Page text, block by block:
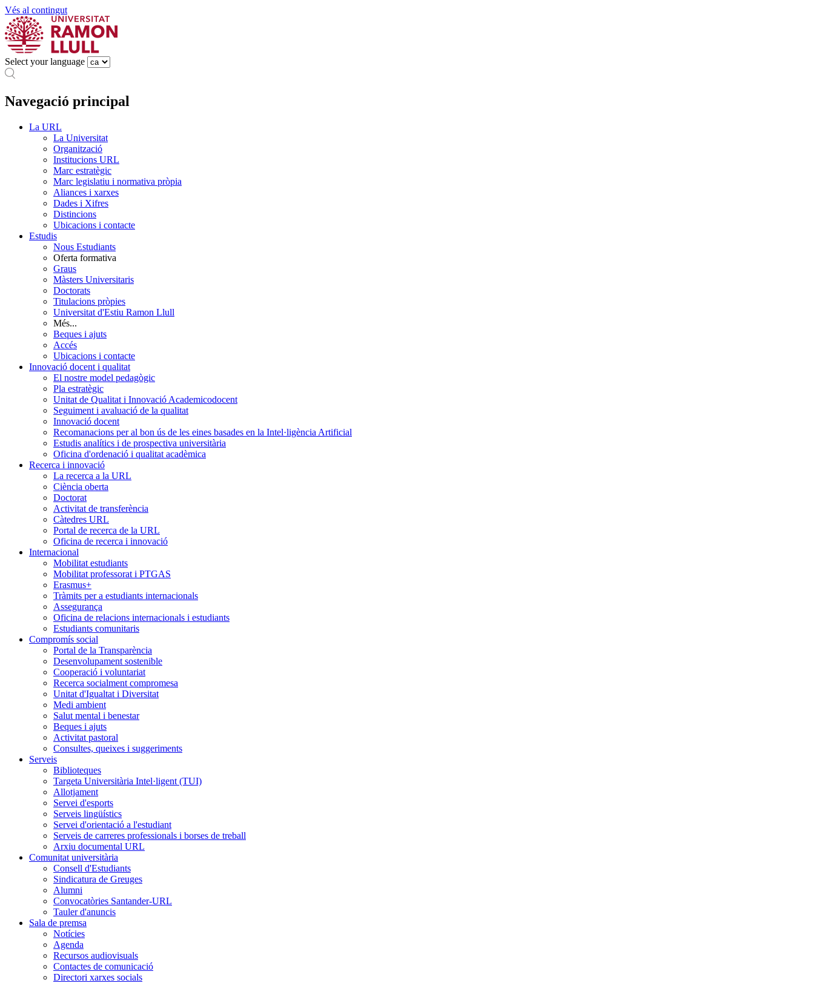
Vés al contingut
Select your language
Navegació principal
La URL
La Universitat
Organització
Institucions URL
Marc estratègic
Marc legislatiu i normativa pròpia
Aliances i xarxes
Dades i Xifres
Distincions
Ubicacions i contacte
Estudis
Nous Estudiants
Oferta formativa
Graus
Màsters Universitaris
Doctorats
Titulacions pròpies
Universitat d'Estiu Ramon Llull
Més...
Beques i ajuts
Accés
Ubicacions i contacte
Innovació docent i qualitat
El nostre model pedagògic
Pla estratègic
Unitat de Qualitat i Innovació Academicodocent
Seguiment i avaluació de la qualitat
Innovació docent
Recomanacions per al bon ús de les eines basades en la Intel·ligència Artificial
Estudis analítics i de prospectiva universitària
Oficina d'ordenació i qualitat acadèmica
Recerca i innovació
La recerca a la URL
Ciència oberta
Doctorat
Activitat de transferència
Càtedres URL
Portal de recerca de la URL
Oficina de recerca i innovació
Internacional
Mobilitat estudiants
Mobilitat professorat i PTGAS
Erasmus+
Tràmits per a estudiants internacionals
Assegurança
Oficina de relacions internacionals i estudiants
Estudiants comunitaris
Compromís social
Portal de la Transparència
Desenvolupament sostenible
Cooperació i voluntariat
Recerca socialment compromesa
Unitat d'Igualtat i Diversitat
Medi ambient
Salut mental i benestar
Beques i ajuts
Activitat pastoral
Consultes, queixes i suggeriments
Serveis
Biblioteques
Targeta Universitària Intel·ligent (TUI)
Allotjament
Servei d'esports
Serveis lingüístics
Servei d'orientació a l'estudiant
Serveis de carreres professionals i borses de treball
Arxiu documental URL
Comunitat universitària
Consell d'Estudiants
Sindicatura de Greuges
Alumni
Convocatòries Santander-URL
Tauler d'anuncis
Sala de premsa
Notícies
Agenda
Recursos audiovisuals
Contactes de comunicació
Directori xarxes socials